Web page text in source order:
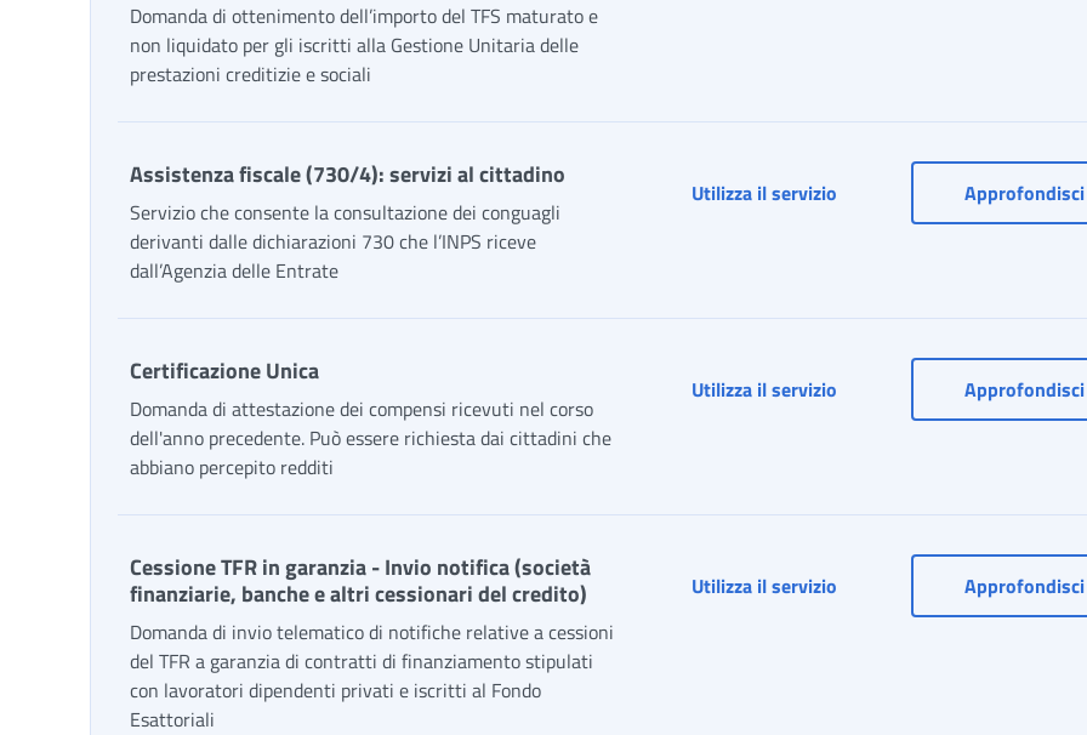
Domanda di ottenimento dell’importo del TFS maturato e
non liquidato per gli iscritti alla Gestione Unitaria delle
prestazioni creditizie e sociali
Assistenza fiscale (730/4): servizi al cittadino
Servizio che consente la consultazione dei conguagli
derivanti dalle dichiarazioni 730 che l’INPS riceve
dall’Agenzia delle Entrate
Utilizza il servizioAssistenza fiscale (730/4):
Approfondisci
Certificazione Unica
Domanda di attestazione dei compensi ricevuti nel corso
dell'anno precedente. Può essere richiesta dai cittadini che
abbiano percepito redditi
Utilizza il servizio Approfondisci
Cessione TFR in garanzia - Invio notifica (società
finanziarie, banche e altri cessionari del credito)
Domanda di invio telematico di notifiche relative a cessioni
del TFR a garanzia di contratti di finanziamento stipulati
con lavoratori dipendenti privati e iscritti al Fondo
Esattoriali
Utilizza il servizioCessione TFR in garanzia -
Approfondisci